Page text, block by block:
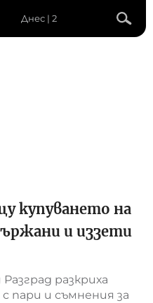
Днес | 2
купуването на
и иззети
разкриха
пари и съмнения за